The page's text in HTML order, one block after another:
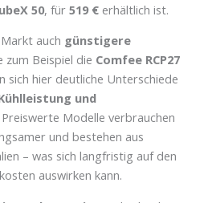
50, für519 € erhältlich ist.
auch günstigere
zum Beispiel die Comfee RCP27
sich hier deutliche Unterschiede
und
Preiswerte Modelle verbrauchen
und bestehen aus
– was sich langfristig auf den
auswirken kann.